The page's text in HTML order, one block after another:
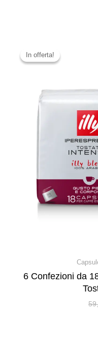
In offerta!
In offerta!
6 Confezioni da